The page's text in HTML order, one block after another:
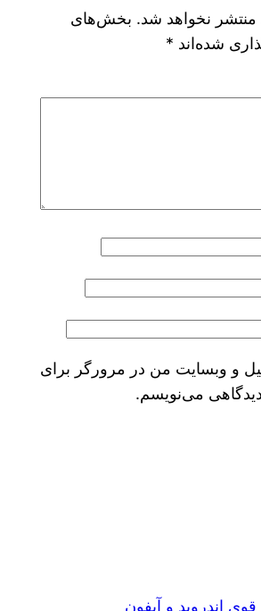
منتشر نخواهد شد. بخش‌های
شده‌اند *
و وبسایت من در مرورگر برای
می‌نویسم.
اندروید و آیفون